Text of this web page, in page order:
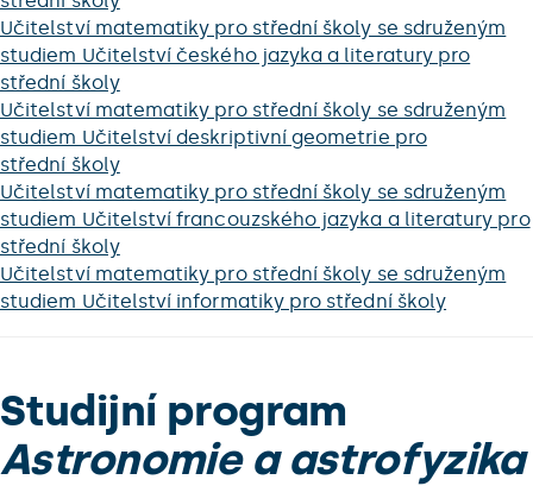
Učitelství matematiky pro střední školy se sdruženým
studiem Učitelství českého jazyka a literatury pro
střední školy
Učitelství matematiky pro střední školy se sdruženým
studiem Učitelství deskriptivní geometrie pro
střední školy
Učitelství matematiky pro střední školy se sdruženým
studiem Učitelství francouzského jazyka a literatury pro
střední školy
Učitelství matematiky pro střední školy se sdruženým
studiem Učitelství informatiky pro střední školy
Studijní program
Astronomie a astrofyzika